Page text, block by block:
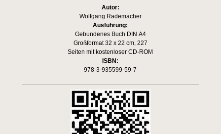
Autor:
Wolfgang Rademacher
Ausführung:
Gebundenes Buch DIN A4
Großformat 32 x 22 cm, 227
Seiten mit kostenloser CD-ROM
ISBN:
978-3-935599-59-7